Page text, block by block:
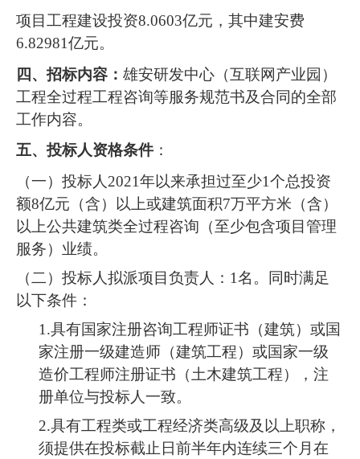
项目工程建设投资8.0603亿元，其中建安费
6.82981亿元。
四、招标内容： 雄安研发中心（互联网产业园）
工程全过程工程咨询等服务规范书及合同的全部
工作内容。
五、投标人资格条件 ：
（一）投标人2021年以来承担过至少1个总投资
额8亿元（含）以上或建筑面积7万平方米（含）
以上公共建筑类全过程咨询（至少包含项目管理
服务）业绩。
（二）投标人拟派项目负责人：1名。同时满足
以下条件：
1.具有国家注册咨询工程师证书（建筑）或国
家注册一级建造师（建筑工程）或国家一级
造价工程师注册证书（土木建筑工程），注
册单位与投标人一致。
2.具有工程类或工程经济类高级及以上职称，
须提供在投标截止日前半年内连续三个月在